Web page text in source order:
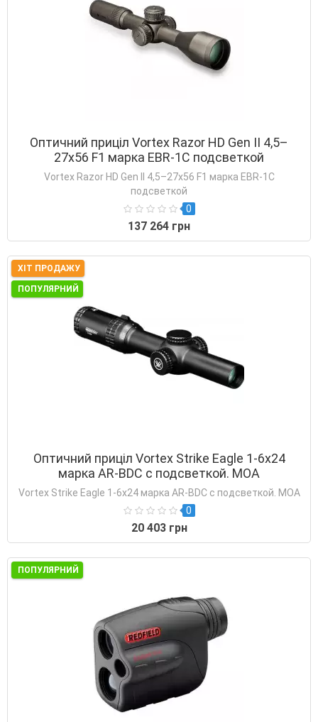
Оптичний приціл Vortex Razor HD Gen II 4,5–
27x56 F1 марка EBR-1C подсветкой
Vortex Razor HD Gen II 4,5–27x56 F1 марка EBR-1C
подсветкой
0
137 264 грн
ХІТ ПРОДАЖУ
ПОПУЛЯРНИЙ
Оптичний приціл Vortex Strike Eagle 1-6x24
марка AR-BDC с подсветкой. MOA
Vortex Strike Eagle 1-6x24 марка AR-BDC с подсветкой. MOA
0
20 403 грн
ПОПУЛЯРНИЙ